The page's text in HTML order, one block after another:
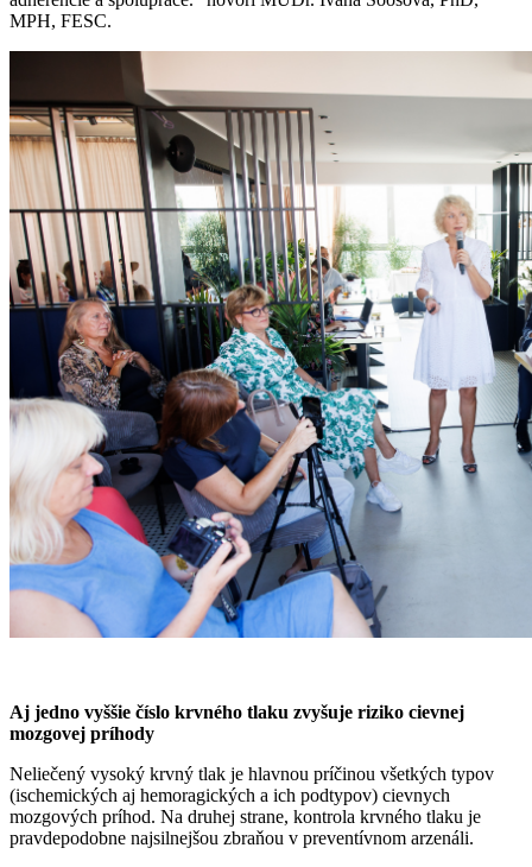
MPH, FESC.
Aj jedno vyššie číslo krvného tlaku zvyšuje riziko cievnej
mozgovej príhody
Neliečený vysoký krvný tlak je hlavnou príčinou všetkých typov
(ischemických aj hemoragických a ich podtypov) cievnych
mozgových príhod. Na druhej strane, kontrola krvného tlaku je
pravdepodobne najsilnejšou zbraňou v preventívnom arzenáli.